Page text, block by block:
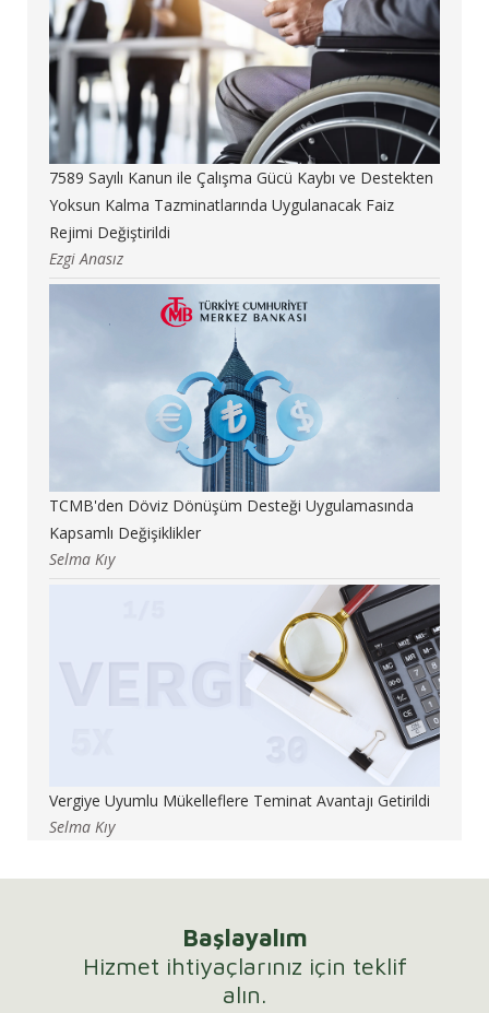
7589 Sayılı Kanun ile Çalışma Gücü Kaybı ve Destekten
Yoksun Kalma Tazminatlarında Uygulanacak Faiz
Rejimi Değiştirildi
Ezgi Anasız
TCMB'den Döviz Dönüşüm Desteği Uygulamasında
Kapsamlı Değişiklikler
Selma Kıy
Vergiye Uyumlu Mükelleflere Teminat Avantajı Getirildi
Selma Kıy
Başlayalım
Hizmet ihtiyaçlarınız için teklif
alın.